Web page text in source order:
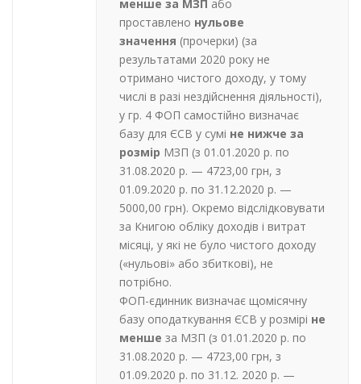
менше за МЗП або
проставлено нульове
значення (прочерки) (за
результатами 2020 року не
отримано чистого доходу, у тому
числі в разі нездійснення діяльності),
у гр. 4 ФОП самостійно визначає
базу для ЄСВ у сумі не нижче за
розмір МЗП (з 01.01.2020 р. по
31.08.2020 р. — 4723,00 грн, з
01.09.2020 р. по 31.12.2020 р. —
5000,00 грн). Окремо відслідковувати
за Книгою обліку доходів і витрат
місяці, у які не було чистого доходу
(«нульові» або збиткові), не
потрібно.
ФОП-єдинник визначає щомісячну
базу оподаткування ЄСВ у розмірі не
менше за МЗП (з 01.01.2020 р. по
31.08.2020 р. — 4723,00 грн, з
01.09.2020 р. по 31.12. 2020 р. —